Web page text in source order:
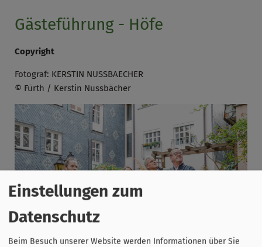
Gästeführung - Höfe
Copyright
Fotograf: KERSTIN NUSSBAECHER
© Fürth / Kerstin Nussbächer
Einstellungen zum
Datenschutz
Beim Besuch unserer Website werden Informationen über Sie